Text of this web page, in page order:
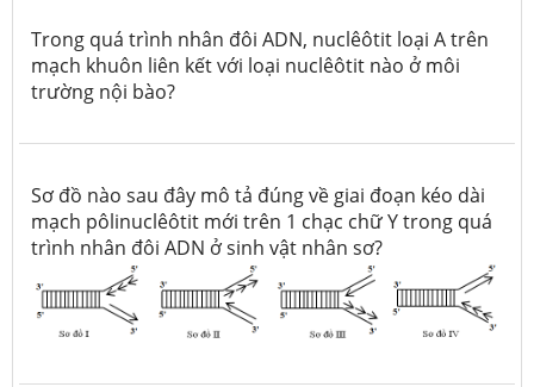
Trong quá trình nhân đôi ADN, nuclêôtit loại A trên
mạch khuôn liên kết với loại nuclêôtit nào ở môi
trường nội bào?
Sơ đồ nào sau đây mô tả đúng về giai đoạn kéo dài
mạch pôlinuclêôtit mới trên 1 chạc chữ Y trong quá
trình nhân đôi ADN ở sinh vật nhân sơ?